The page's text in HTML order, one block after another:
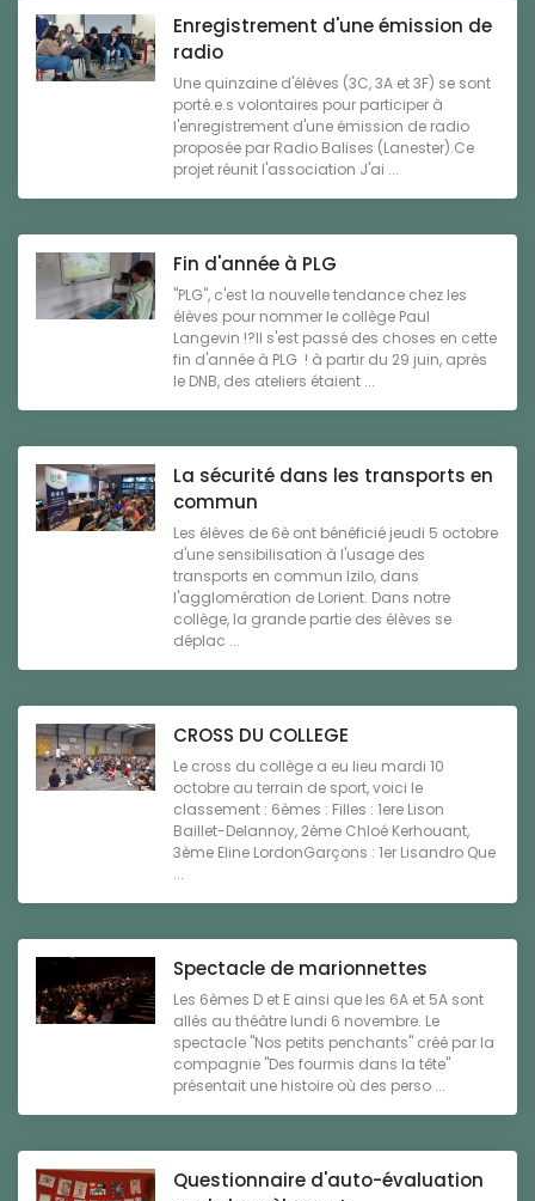
Enregistrement d'une émission de
radio
Une quinzaine d'élèves (3C, 3A et 3F) se sont
porté.e.s volontaires pour participer à
l'enregistrement d'une émission de radio
proposée par Radio Balises (Lanester).Ce
projet réunit l'association J'ai ...
Fin d'année à PLG
"PLG", c'est la nouvelle tendance chez les
élèves pour nommer le collège Paul
Langevin !?Il s'est passé des choses en cette
fin d'année à PLG ! à partir du 29 juin, après
le DNB, des ateliers étaient ...
La sécurité dans les transports en
commun
Les élèves de 6è ont bénéficié jeudi 5 octobre
d'une sensibilisation à l'usage des
transports en commun Izilo, dans
l'agglomération de Lorient. Dans notre
collège, la grande partie des élèves se
déplac ...
CROSS DU COLLEGE
Le cross du collège a eu lieu mardi 10
octobre au terrain de sport, voici le
classement : 6èmes : Filles : 1ere Lison
Baillet-Delannoy, 2ème Chloé Kerhouant,
3ème Eline LordonGarçons : 1er Lisandro Que
...
Spectacle de marionnettes
Les 6èmes D et E ainsi que les 6A et 5A sont
allés au théâtre lundi 6 novembre. Le
spectacle "Nos petits penchants" créé par la
compagnie "Des fourmis dans la tête"
présentait une histoire où des perso ...
Questionnaire d'auto-évaluation